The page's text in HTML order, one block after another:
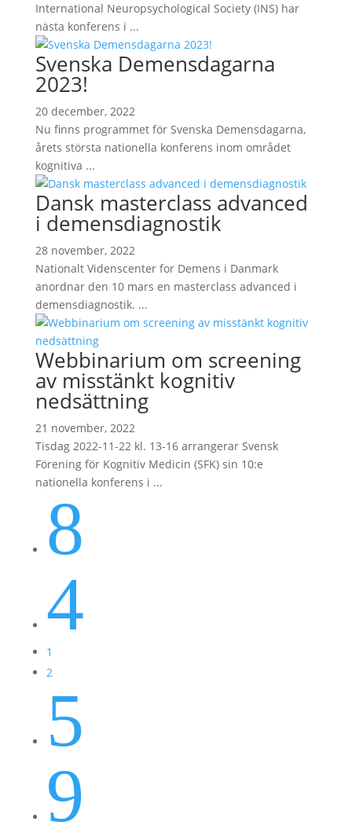
International Neuropsychological Society (INS) har
nästa konferens i ...
Svenska Demensdagarna
2023!
20 december, 2022
Nu finns programmet för Svenska Demensdagarna,
årets största nationella konferens inom området
kognitiva ...
Dansk masterclass advanced
i demensdiagnostik
28 november, 2022
Nationalt Videnscenter for Demens i Danmark
anordnar den 10 mars en masterclass advanced i
demensdiagnostik. ...
Webbinarium om screening
av misstänkt kognitiv
nedsättning
21 november, 2022
Tisdag 2022-11-22 kl. 13-16 arrangerar Svensk
Förening för Kognitiv Medicin (SFK) sin 10:e
nationella konferens i ...
8
4
1
2
5
9